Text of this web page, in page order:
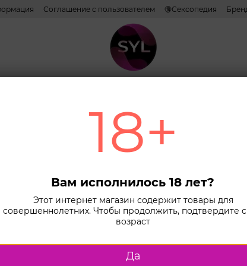
Соглашение с пользователем 🔞Сексопедия
Нет в
18+
Вам исполнилось 18 лет?
Этот интернет магазин содержит товары для
совершеннолетних. Чтобы продолжить, подтвердите
возраст
Да